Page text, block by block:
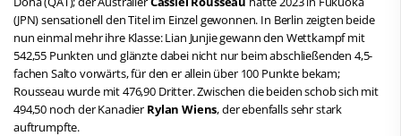
(JPN) sensationell den Titel im Einzel gewonnen. In Berlin zeigten beide
nun einmal mehr ihre Klasse: Lian Junjie gewann den Wettkampf mit
542,55 Punkten und glänzte dabei nicht nur beim abschließenden 4,5-
fachen Salto vorwärts, für den er allein über 100 Punkte bekam;
Rousseau wurde mit 476,90 Dritter. Zwischen die beiden schob sich mit
494,50 noch der Kanadier Rylan Wiens, der ebenfalls sehr stark
auftrumpfte.